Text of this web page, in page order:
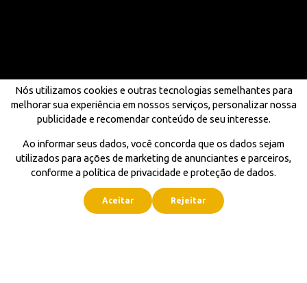
Nós utilizamos cookies e outras tecnologias semelhantes para
melhorar sua experiência em nossos serviços, personalizar nossa
publicidade e recomendar conteúdo de seu interesse.
Ao informar seus dados, você concorda que os dados sejam
utilizados para ações de marketing de anunciantes e parceiros,
conforme a política de privacidade e proteção de dados.
Aceitar Rejeitar